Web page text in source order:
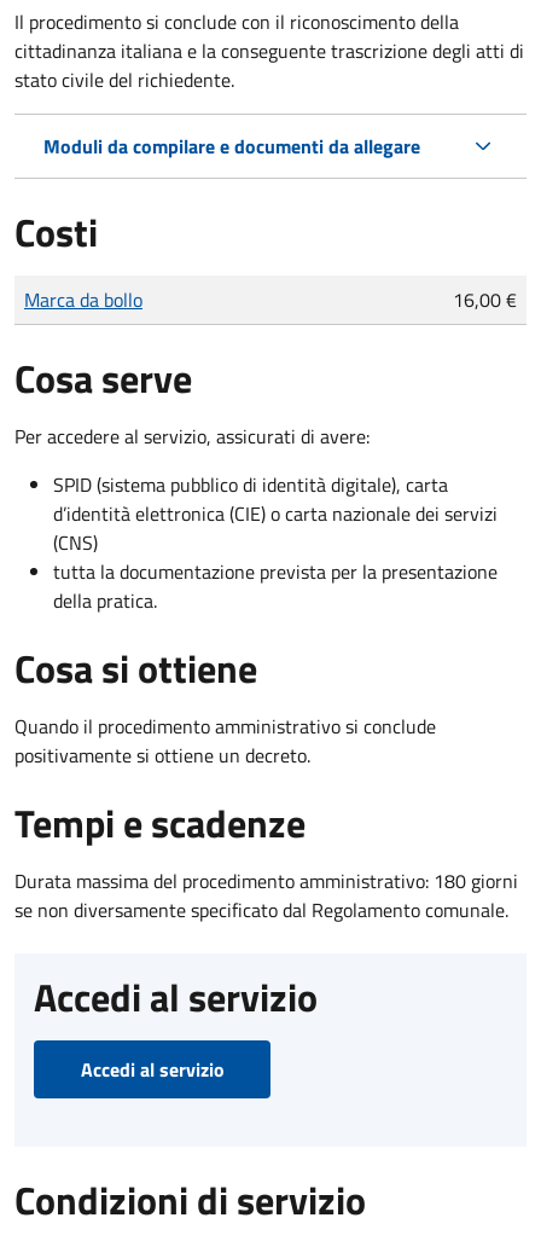
Il procedimento si conclude con il riconoscimento della
cittadinanza italiana e la conseguente trascrizione degli atti di
stato civile del richiedente.
Moduli da compilare e documenti da allegare
Costi
Tipo di pagamento
Importo
Marca da bollo 16,00 €
Cosa serve
Per accedere al servizio, assicurati di avere:
SPID (sistema pubblico di identità digitale), carta
d’identità elettronica (CIE) o carta nazionale dei servizi
(CNS)
tutta la documentazione prevista per la presentazione
della pratica.
Cosa si ottiene
Quando il procedimento amministrativo si conclude
positivamente si ottiene un decreto.
Tempi e scadenze
Durata massima del procedimento amministrativo: 180 giorni
se non diversamente specificato dal Regolamento comunale.
Accedi al servizio
Accedi al servizio
Condizioni di servizio